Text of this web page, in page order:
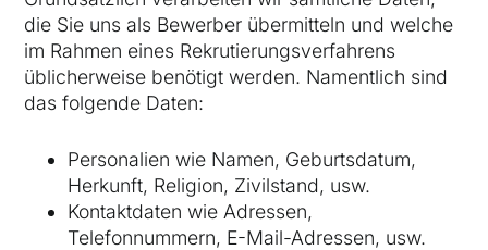
die Sie uns als Bewerber übermitteln und welche
im Rahmen eines Rekrutierungsverfahrens
üblicherweise benötigt werden. Namentlich sind
das folgende Daten:
Personalien wie Namen, Geburtsdatum,
Herkunft, Religion, Zivilstand, usw.
Kontaktdaten wie Adressen,
Telefonnummern, E-Mail-Adressen, usw.